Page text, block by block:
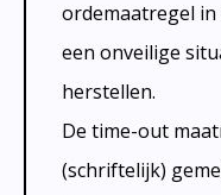
ordemaatregel in
een onveilige
herstellen.
De time-out
(schriftelijk)